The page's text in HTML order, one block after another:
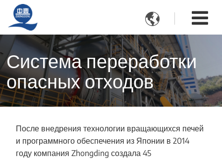

Система переработки
опасных отходов
После внедрения технологии вращающихся печей
и программного обеспечения из Японии в 2014
году компания Zhongding создала 45